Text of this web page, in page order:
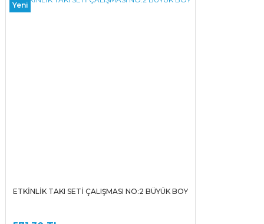
Yeni
ETKİNLİK TAKI SETİ ÇALIŞMASI NO:2 BÜYÜK BOY